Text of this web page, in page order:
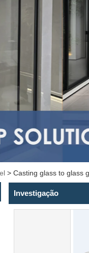
> Casting glass to glass
Investigação